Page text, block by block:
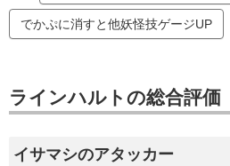
でかぷに消すと他妖怪技ゲージUP
ラインハルトの総合評価
イサマシのアタッカー